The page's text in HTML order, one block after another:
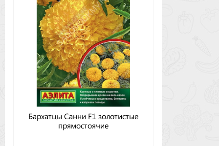
Бархатцы Санни F1 золотистые
прямостоячие